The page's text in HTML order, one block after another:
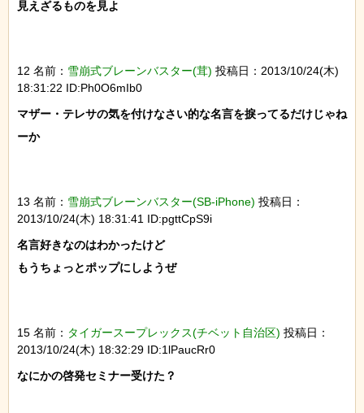
見えざるものを見よ
12 名前： 雪崩式ブレーンバスター(茸) 投稿日：2013/10/24(木)
18:31:22 ID:Ph0O6mIb0
マザー・テレサの気を付けなさい的な名言を捩ってるだけじゃね
ーか
13 名前： 雪崩式ブレーンバスター(SB-iPhone) 投稿日：
2013/10/24(木) 18:31:41 ID:pgttCpS9i
名言好きなのはわかったけど
もうちょっとポップにしようぜ
15 名前： タイガースープレックス(チベット自治区) 投稿日：
2013/10/24(木) 18:32:29 ID:1lPaucRr0
なにかの啓発セミナー受けた？